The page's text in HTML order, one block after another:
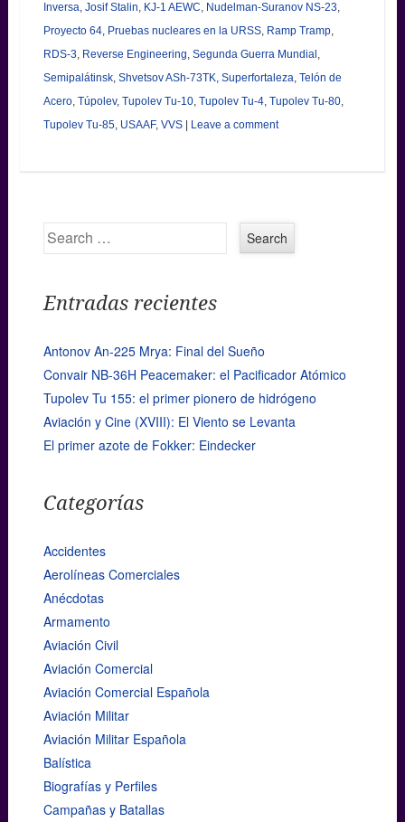
Inversa, Josif Stalin, KJ-1 AEWC, Nudelman-Suranov NS-23,
Proyecto 64, Pruebas nucleares en la URSS, Ramp Tramp,
RDS-3, Reverse Engineering, Segunda Guerra Mundial ,
Semipalátinsk, Shvetsov ASh-73TK, Superfortaleza, Telón de
Acero, Túpolev, Tupolev Tu-10, Tupolev Tu-4, Tupolev Tu-80,
Tupolev Tu-85, USAAF, VVS Leave a comment
Search
Entradas recientes
Antonov An-225 Mrya: Final del Sueño
Convair NB-36H Peacemaker: el Pacificador Atómico
Tupolev Tu 155: el primer pionero de hidrógeno
Aviación y Cine (XVIII): El Viento se Levanta
El primer azote de Fokker: Eindecker
Categorías
Accidentes
Aerolíneas Comerciales
Anécdotas
Armamento
Aviación Civil
Aviación Comercial
Aviación Comercial Española
Aviación Militar
Aviación Militar Española
Balística
Biografías y Perfiles
Campañas y Batallas